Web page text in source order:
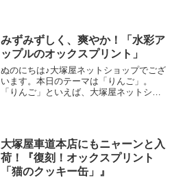
みずみずしく、爽やか！「水彩ア
ップルのオックスプリント」
ぬのにちは♪大塚屋ネットショップでござ
います。本日のテーマは「りんご」。
「りんご」といえば、大塚屋ネットショ
のオックスプリント」です
大塚屋車道本店にもニャーンと入
荷！『復刻！オックスプリント
「猫のクッキー缶」』